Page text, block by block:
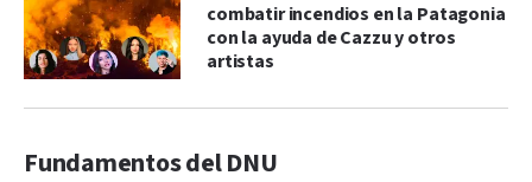
combatir incendios en la Patagonia
con la ayuda de Cazzu y otros
artistas
Fundamentos del DNU